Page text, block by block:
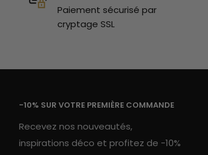
Paiement sécurisé par
cryptage SSL
-10% SUR VOTRE PREMIÈRE COMMANDE
Recevez nos nouveautés,
inspirations déco et profitez de -10%